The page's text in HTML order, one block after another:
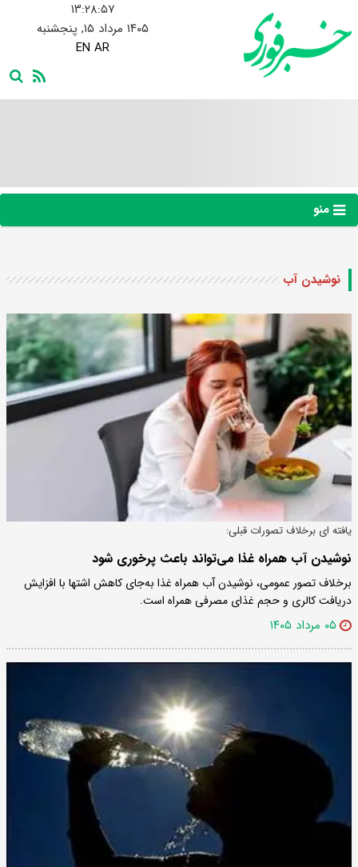
۱۳:۲۸:۵۸
۱۴۰۵ مرداد ۱۵, پنجشنبه
EN AR
منو
نوشیدن آب
یافته ای برخلاف تصورات قبلی:
نوشیدن آب همراه غذا می‌تواند باعث پرخوری شود
برخلاف تصور عمومی، نوشیدن آب همراه غذا به‌جای کاهش اشتها با افزایش
دریافت کالری و حجم غذای مصرفی همراه است.
۰۵ مرداد ۱۴۰۵